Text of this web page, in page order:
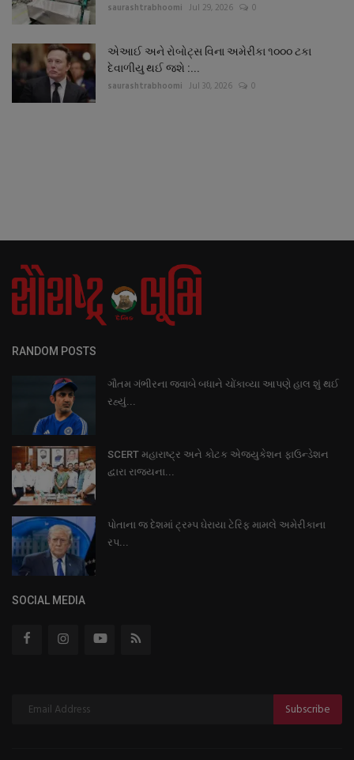
saurashtrabhoomi Jul 29, 2026 0
એઆઈ અને રોબોટ્સ વિના અમેરીકા ૧૦૦૦ ટકા
દેવાળીયુ થઈ જશે :...
saurashtrabhoomi Jul 30, 2026 0
RANDOM POSTS
ગૌતમ ગંભીરના જવાબે બધાને ચોંકાવ્યા આપણે હાલ શું થઈ
રહ્યું...
SCERT મહારાષ્ટ્ર અને કોટક એજ્યુકેશન ફાઉન્ડેશન
દ્વારા રાજ્યના...
પોતાના જ દેશમાં ટ્રમ્પ ઘેરાયા ટેરિફ મામલે અમેરીકાના
રપ...
SOCIAL MEDIA
Subscribe